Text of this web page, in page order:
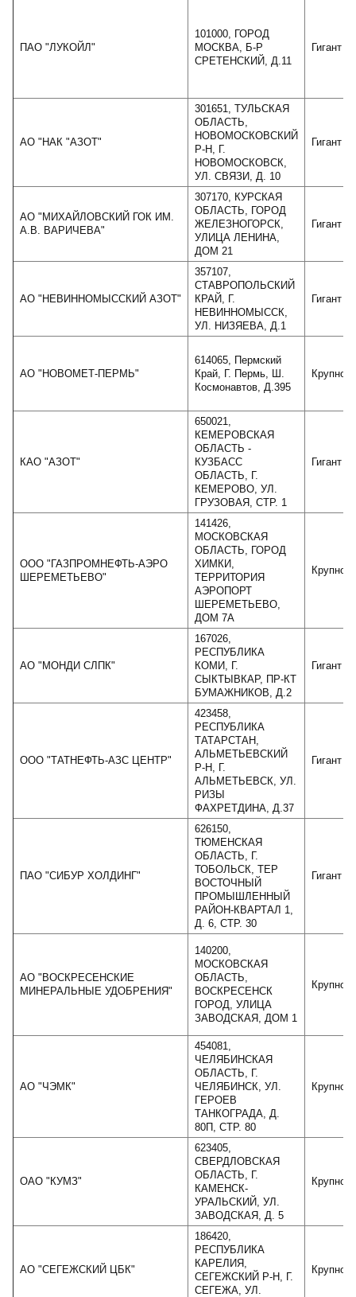
ПАО "ЛУКОЙЛ"
101000, ГОРОД
МОСКВА, Б-Р
СРЕТЕНСКИЙ, Д.11
Гигант
АО "НАК "АЗОТ"
301651, ТУЛЬСКАЯ
ОБЛАСТЬ,
НОВОМОСКОВСКИЙ
Р-Н, Г.
НОВОМОСКОВСК,
УЛ. СВЯЗИ, Д. 10
Гигант
АО "МИХАЙЛОВСКИЙ ГОК ИМ.
А.В. ВАРИЧЕВА"
307170, КУРСКАЯ
ОБЛАСТЬ, ГОРОД
ЖЕЛЕЗНОГОРСК,
УЛИЦА ЛЕНИНА,
ДОМ 21
Гигант
АО "НЕВИННОМЫССКИЙ АЗОТ"
357107,
СТАВРОПОЛЬСКИЙ
КРАЙ, Г.
НЕВИННОМЫССК,
УЛ. НИЗЯЕВА, Д.1
Гигант
АО "НОВОМЕТ-ПЕРМЬ"
614065, Пермский
Край, Г. Пермь, Ш.
Космонавтов, Д.395
Крупное
КАО "АЗОТ"
650021,
КЕМЕРОВСКАЯ
ОБЛАСТЬ -
КУЗБАСС
ОБЛАСТЬ, Г.
КЕМЕРОВО, УЛ.
ГРУЗОВАЯ, СТР. 1
Гигант
ООО "ГАЗПРОМНЕФТЬ-АЭРО
ШЕРЕМЕТЬЕВО"
141426,
МОСКОВСКАЯ
ОБЛАСТЬ, ГОРОД
ХИМКИ,
ТЕРРИТОРИЯ
АЭРОПОРТ
ШЕРЕМЕТЬЕВО,
ДОМ 7А
Крупное
АО "МОНДИ СЛПК"
167026,
РЕСПУБЛИКА
КОМИ, Г.
СЫКТЫВКАР, ПР-КТ
БУМАЖНИКОВ, Д.2
Гигант
ООО "ТАТНЕФТЬ-АЗС ЦЕНТР"
423458,
РЕСПУБЛИКА
ТАТАРСТАН,
АЛЬМЕТЬЕВСКИЙ
Р-Н, Г.
АЛЬМЕТЬЕВСК, УЛ.
РИЗЫ
ФАХРЕТДИНА, Д.37
Гигант
ПАО "СИБУР ХОЛДИНГ"
626150,
ТЮМЕНСКАЯ
ОБЛАСТЬ, Г.
ТОБОЛЬСК, ТЕР
ВОСТОЧНЫЙ
ПРОМЫШЛЕННЫЙ
РАЙОН-КВАРТАЛ 1,
Д. 6, СТР. 30
Гигант
АО "ВОСКРЕСЕНСКИЕ
МИНЕРАЛЬНЫЕ УДОБРЕНИЯ"
140200,
МОСКОВСКАЯ
ОБЛАСТЬ,
ВОСКРЕСЕНСК
ГОРОД, УЛИЦА
ЗАВОДСКАЯ, ДОМ 1
Крупное
АО "ЧЭМК"
454081,
ЧЕЛЯБИНСКАЯ
ОБЛАСТЬ, Г.
ЧЕЛЯБИНСК, УЛ.
ГЕРОЕВ
ТАНКОГРАДА, Д.
80П, СТР. 80
Крупное
ОАО "КУМЗ"
623405,
СВЕРДЛОВСКАЯ
ОБЛАСТЬ, Г.
КАМЕНСК-
УРАЛЬСКИЙ, УЛ.
ЗАВОДСКАЯ, Д. 5
Крупное
АО "СЕГЕЖСКИЙ ЦБК"
186420,
РЕСПУБЛИКА
КАРЕЛИЯ,
СЕГЕЖСКИЙ Р-Н, Г.
СЕГЕЖА, УЛ.
Крупное